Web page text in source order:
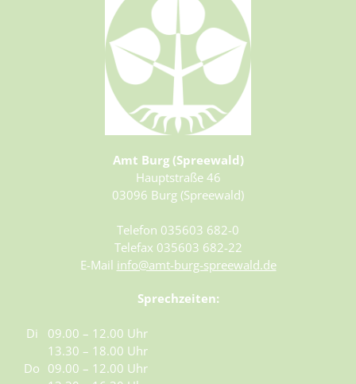
Förderprogramme
Entwicklungskonzept IKEK
Gewerbe melden
Kita & Hort "Pusteblume Werben/Wjerbno
Hort "Lipa" Burg (Spreewald)/Bórkowy (Błota)
Hort der Kita "Vier Jahreszeiten in Briesen/Brjazyna
Grundschule "Mato Kosyk" Briesen/Brjazyna
Grund- und Oberschule Mina Witkojc" Burg (Spreewald)/Bórkowy
Dorfgemeinschaftshäuser
Büchertauschbörsen
Museum und Heimatstube
Heimatstube Burg (Spreewald) / Bórkowy (Błota)
Heimatmuseum Dissen / Dešno
Slawischer Siedlunsgausschnitt "Stary lud" in Dissen / Dešno
Veranstaltungen
Spreewaldbibliothek
Amt Burg (Spreewald)
Hauptstraße 46
03096 Burg (Spreewald)
Telefon 035603 682-0
Telefax 035603 682-22
E-Mail info@amt-burg-spreewald.de
Sprechzeiten:
Di
09.00 – 12.00 Uhr
13.30 – 18.00 Uhr
Do 09.00 – 12.00 Uhr